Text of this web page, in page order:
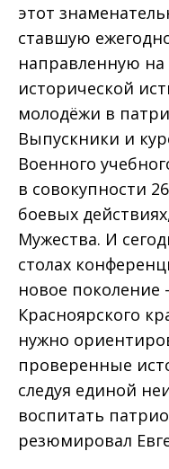
этот
ставшую
направленную на
исторической
молодёжи в
Выпускники и
Военного
в совокупности
боевых
Мужества. И
столах
новое поколение
Красноярского
нужно
проверенные
следуя единой
воспитать
резюмировал